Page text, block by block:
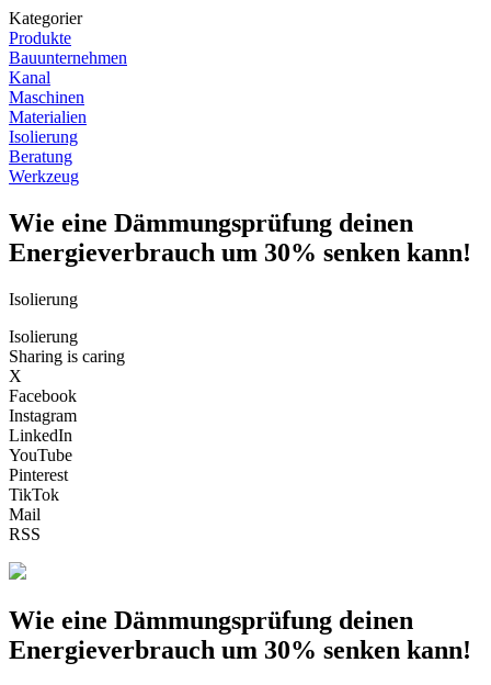
Kategorier
Produkte
Bauunternehmen
Kanal
Maschinen
Materialien
Isolierung
Beratung
Werkzeug
Wie eine Dämmungsprüfung deinen
Energieverbrauch um 30% senken kann!
Isolierung
Isolierung
Sharing is caring
X
Facebook
Instagram
LinkedIn
YouTube
Pinterest
TikTok
Mail
RSS
Wie eine Dämmungsprüfung deinen
Energieverbrauch um 30% senken kann!